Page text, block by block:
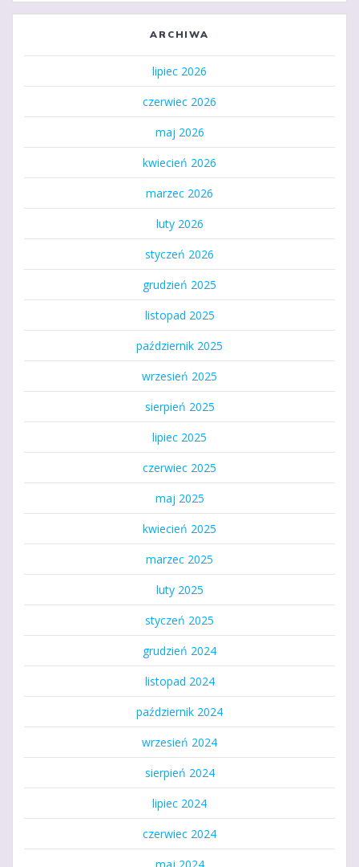
ARCHIWA
lipiec 2026
czerwiec 2026
maj 2026
kwiecień 2026
marzec 2026
luty 2026
styczeń 2026
grudzień 2025
listopad 2025
październik 2025
wrzesień 2025
sierpień 2025
lipiec 2025
czerwiec 2025
maj 2025
kwiecień 2025
marzec 2025
luty 2025
styczeń 2025
grudzień 2024
listopad 2024
październik 2024
wrzesień 2024
sierpień 2024
lipiec 2024
czerwiec 2024
maj 2024